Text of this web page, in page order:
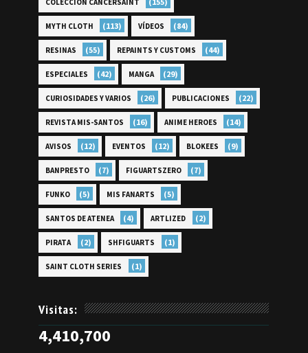
COLECCIÓN CANCERSAINT
MYTH CLOTH (113) VÍDEOS (84)
RESINAS (55) REPAINTS Y CUSTOMS (44)
ESPECIALES (42) MANGA (29)
CURIOSIDADES Y VARIOS (26) PUBLICACIONES (22)
REVISTA MIS-SANTOS (16) ANIME HEROES (14)
AVISOS (12) EVENTOS (12) BLOKEES (9)
BANPRESTO (7) FIGUARTSZERO (7)
FUNKO (5) MIS FANARTS (5)
SANTOS DE ATENEA (4) ARTLIZED (2)
PIRATA (2) SHFIGUARTS (1)
SAINT CLOTH SERIES (1)
Visitas:
4,410,700